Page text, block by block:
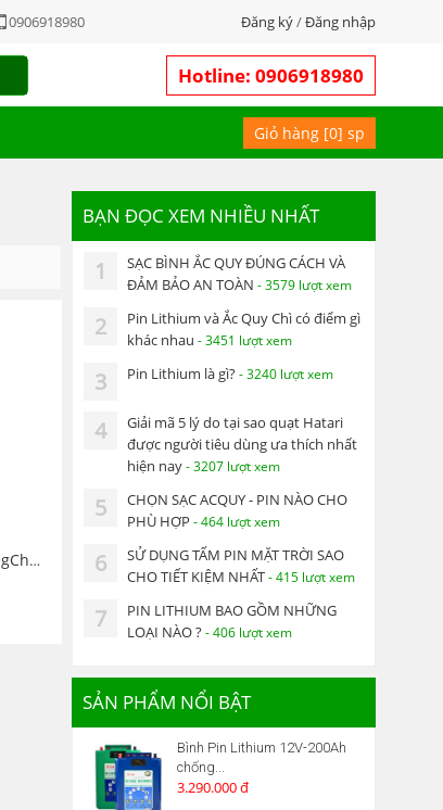
0906918980 Đăng ký/Đăng nhập
Hotline: 0906918980
Giỏ hàng [0] sp
Máy Soi Mộng Nhỏ DongCheng DMP03-6 Máy Phay Gỗ, Máy Đánh Cạnh
BẠN ĐỌC XEM NHIỀU NHẤT
SẠC BÌNH ẮC QUY ĐÚNG CÁCH VÀ
ĐẢM BẢO AN TOÀN - 3579 lượt xem
1
Pin Lithium và Ắc Quy Chì có điểm gì
khác nhau - 3451 lượt xem
2
Pin Lithium là gì?- 3240 lượt xem
3
Giải mã 5 lý do tại sao quạt Hatari
được người tiêu dùng ưa thích nhất
hiện nay- 3207 lượt xem
4
CHỌN SẠC ACQUY - PIN NÀO CHO
PHÙ HỢP - 464 lượt xem
5
SỬ DỤNG TẤM PIN MẶT TRỜI SAO
CHO TIẾT KIỆM NHẤT- 415 lượt xem
6
PIN LITHIUM BAO GỒM NHỮNG
LOẠI NÀO ?- 406 lượt xem
7
SẢN PHẨM NỔI BẬT
Bình Pin Lithium 12V-200Ah
chống...
3.290.000 đ